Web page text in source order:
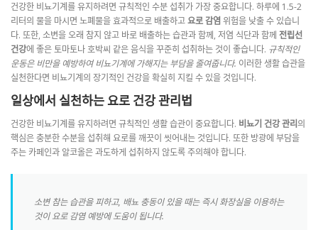
건강한 비뇨기계를 유지하려면 규칙적인 수분 섭취가 가장 중요합니다. 하루에 1.5-2
리터의 물을 마시면 노폐물을 효과적으로 배출하고요로 감염 위험을 낮출 수 있습니
다. 또한, 소변을 오래 참지 않고 바로 배출하는 습관과 함께, 저염 식단과 함께 전립선
건강에 좋은 토마토나 호박씨 같은 음식을 꾸준히 섭취하는 것이 좋습니다. 규칙적인
운동은 비만을 예방하여 비뇨기계에 가해지는 부담을 줄여줍니다. 이러한 생활 습관을
실천한다면 비뇨기계의 장기적인 건강을 확실히 지킬 수 있을 것입니다.
일상에서 실천하는 요로 건강 관리법
건강한 비뇨기계를 유지하려면 규칙적인 생활 습관이 중요합니다. 비뇨기 건강 관리의
핵심은 충분한 수분을 섭취해 요로를 깨끗이 씻어내는 것입니다. 또한 방광에 부담을
주는 카페인과 알코올은 과도하게 섭취하지 않도록 주의해야 합니다.
소변 참는 습관을 피하고, 배뇨 충동이 있을 때는 즉시 화장실을 이용하는
것이 요로 감염 예방에 도움이 됩니다.